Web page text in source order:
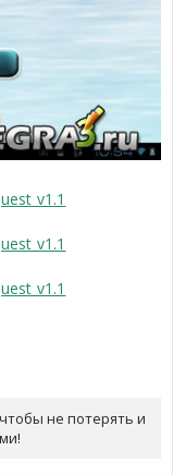
не потерять и